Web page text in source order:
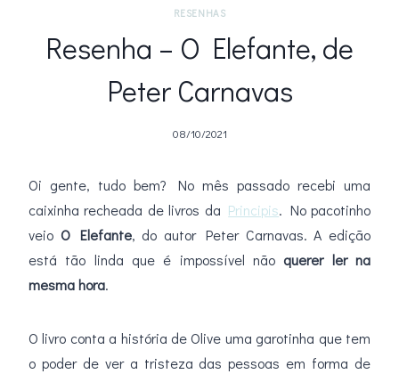
RESENHAS
Resenha – O Elefante, de
Peter Carnavas
08/10/2021
Oi gente, tudo bem? No mês passado recebi uma
caixinha recheada de livros da Principis. No pacotinho
veio O Elefante, do autor Peter Carnavas. A edição
está tão linda que é impossível não querer ler na
mesma hora.
O livro conta a história de Olive uma garotinha que tem
o poder de ver a tristeza das pessoas em forma de